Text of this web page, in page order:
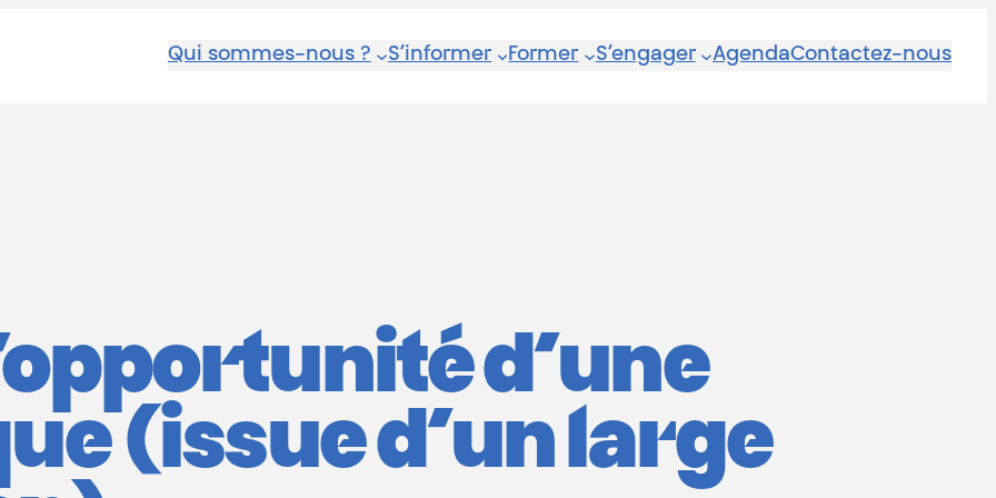
Qui sommes-nous ? S’informer Former S’engager AgendaContactez-nous
d’une
(issue d’un large